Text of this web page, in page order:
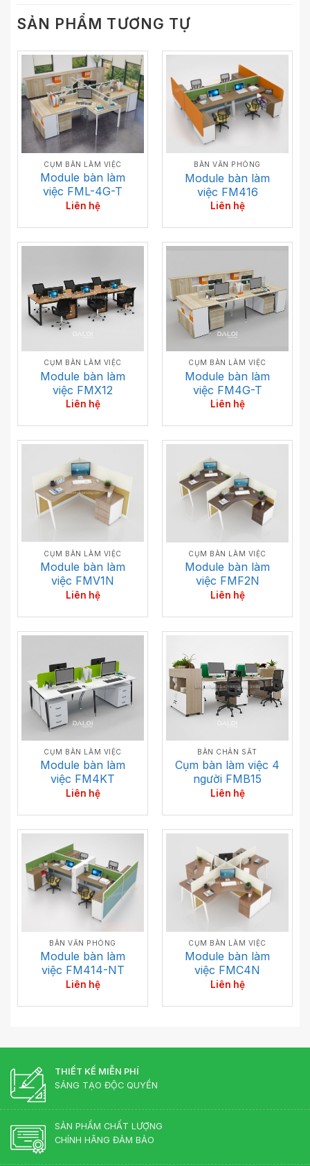
SẢN PHẨM TƯƠNG TỰ
CỤM BÀN LÀM VIỆC
Module bàn làm
việc FML-4G-T
Liên hệ
BÀN VĂN PHÒNG
Module bàn làm
việc FM416
Liên hệ
CỤM BÀN LÀM VIỆC
Module bàn làm
việc FMX12
Liên hệ
CỤM BÀN LÀM VIỆC
Module bàn làm
việc FM4G-T
Liên hệ
CỤM BÀN LÀM VIỆC
Module bàn làm
việc FMV1N
Liên hệ
CỤM BÀN LÀM VIỆC
Module bàn làm
việc FMF2N
Liên hệ
CỤM BÀN LÀM VIỆC
Module bàn làm
việc FM4KT
Liên hệ
BÀN CHÂN SẮT
Cụm bàn làm việc 4
người FMB15
Liên hệ
BÀN VĂN PHÒNG
Module bàn làm
việc FM414-NT
Liên hệ
CỤM BÀN LÀM VIỆC
Module bàn làm
việc FMC4N
Liên hệ
THIẾT KẾ MIỄN PHÍ
SÁNG TẠO ĐỘC QUYỀN
SẢN PHẨM CHẤT LƯỢNG
CHÍNH HÃNG ĐẢM BẢO